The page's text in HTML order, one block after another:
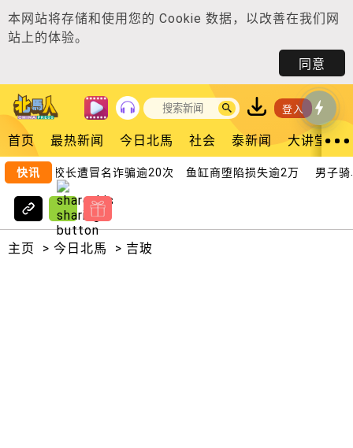
本网站将存储和使用您的 Cookie 数据，以改善在我们网
站上的体验。
同意
登入
首页 最热新闻 今日北馬 社会 泰新闻 大讲堂
快讯
独中校长遭冒名诈骗逾20次 鱼缸商堕陷损失逾2万 男子骑
主页 > 今日北馬 > 吉玻